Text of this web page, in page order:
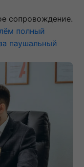
сопровождение.
полный
паушальный